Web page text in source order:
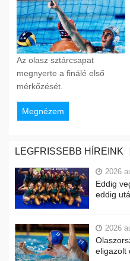
Az olasz sztárcsapat
megnyerte a finálé első
mérkőzését.
Megnézem
LEGFRISSEBB HÍREINK
2026
Eddig
eddig
2026
eligazolt